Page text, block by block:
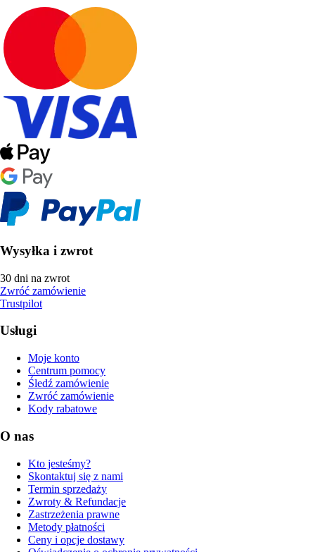
Wysyłka i zwrot
30 dni na zwrot
Zwróć zamówienie
Trustpilot
Usługi
Moje konto
Centrum pomocy
Śledź zamówienie
Zwróć zamówienie
Kody rabatowe
O nas
Kto jesteśmy?
Skontaktuj się z nami
Termin sprzedaży
Zwroty & Refundacje
Zastrzeżenia prawne
Metody płatności
Ceny i opcje dostawy